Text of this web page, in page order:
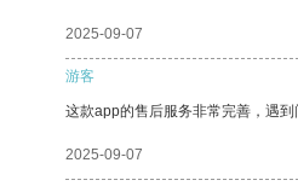
2025-09-07
游客
这款app的售后服务非常完善，遇到
2025-09-07